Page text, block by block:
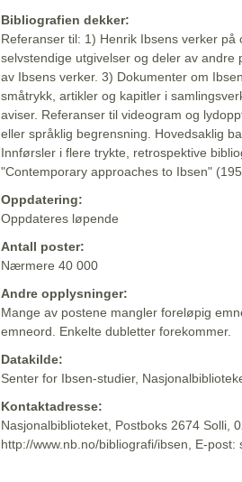
Bibliografien dekker:
Referanser til: 1) Henrik Ibsens verker
selvstendige utgivelser og deler av
av Ibsens verker. 3) Dokumenter om
småtrykk, artikler og kapitler i
aviser. Referanser til videogram og
eller språklig begrensning. Hovedsaklig
Innførsler i flere trykte, retrospektive
"Contemporary approaches to Ibsen"
Oppdatering:
Oppdateres løpende
Antall poster:
Nærmere 40 000
Andre opplysninger:
Mange av postene mangler foreløpig
emneord. Enkelte dubletter forekommer.
Datakilde:
Senter for Ibsen-studier,
Kontaktadresse:
Nasjonalbiblioteket, Postboks 2674 Solli,
http://www.nb.no/bibliografi/ibsen, E-